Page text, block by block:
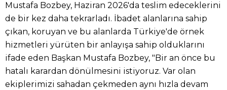
Mustafa Bozbey, Haziran 2026'da teslim edeceklerini
de bir kez daha tekrarladı. İbadet alanlarına sahip
çıkan, koruyan ve bu alanlarda Türkiye'de örnek
hizmetleri yürüten bir anlayışa sahip olduklarını
ifade eden Başkan Mustafa Bozbey, "Bir an önce bu
hatalı karardan dönülmesini istiyoruz. Var olan
ekiplerimizi sahadan çekmeden aynı hızla devam